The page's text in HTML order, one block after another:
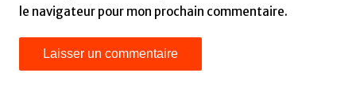
le navigateur pour mon prochain commentaire.